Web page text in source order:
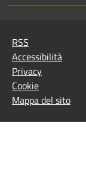
RSS
Accessibilità
Privacy
Cookie
Mappa del sito